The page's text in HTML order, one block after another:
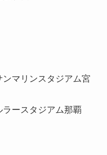
マリンスタジアム宮
ースタジアム那覇